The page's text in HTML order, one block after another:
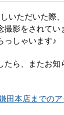
いただいた際
撮影をされてい
っしゃいます♪
たら、またお知
田本店までの